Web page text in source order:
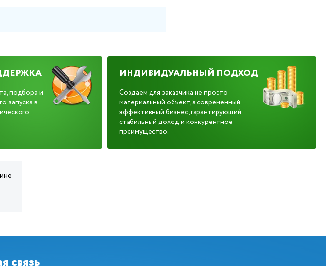
подбора и
запуска в
ИНДИВИДУАЛЬНЫЙ ПОДХОД
Создаем для заказчика не просто
материальный объект, а современный
эффективный бизнес, гарантирующий
стабильный доход и конкурентное
преимущество.
связь